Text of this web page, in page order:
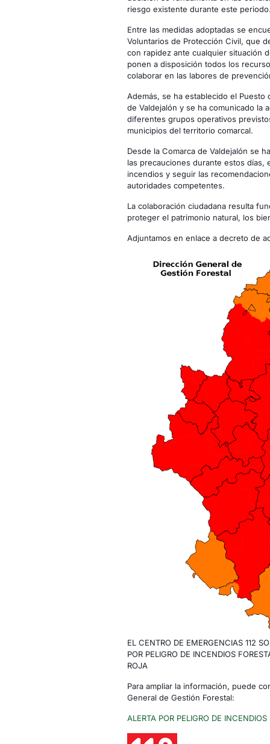
riesgo existente durante este
Entre las medidas adoptadas se
Voluntarios de Protección Civil, que
con rapidez ante cualquier situación
ponen a disposición todos los
colaborar en las labores de
Además, se ha establecido el Puesto
de Valdejalón y se ha comunicado la
diferentes grupos operativos
municipios del territorio comarcal.
Desde la Comarca de Valdejalón se
las precauciones durante estos días,
incendios y seguir las
autoridades competentes.
La colaboración ciudadana resulta
proteger el patrimonio natural, los
Adjuntamos en enlace a decreto de
EL CENTRO DE EMERGENCIAS 112
POR PELIGRO DE INCENDIOS
ROJA
Para ampliar la información, puede
General de Gestión Forestal:
ALERTA POR PELIGRO DE